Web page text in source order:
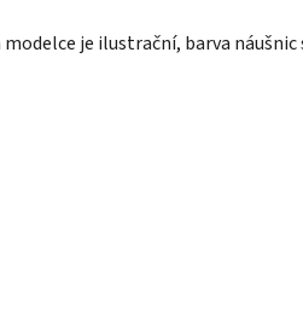
je ilustrační, barva náušnic